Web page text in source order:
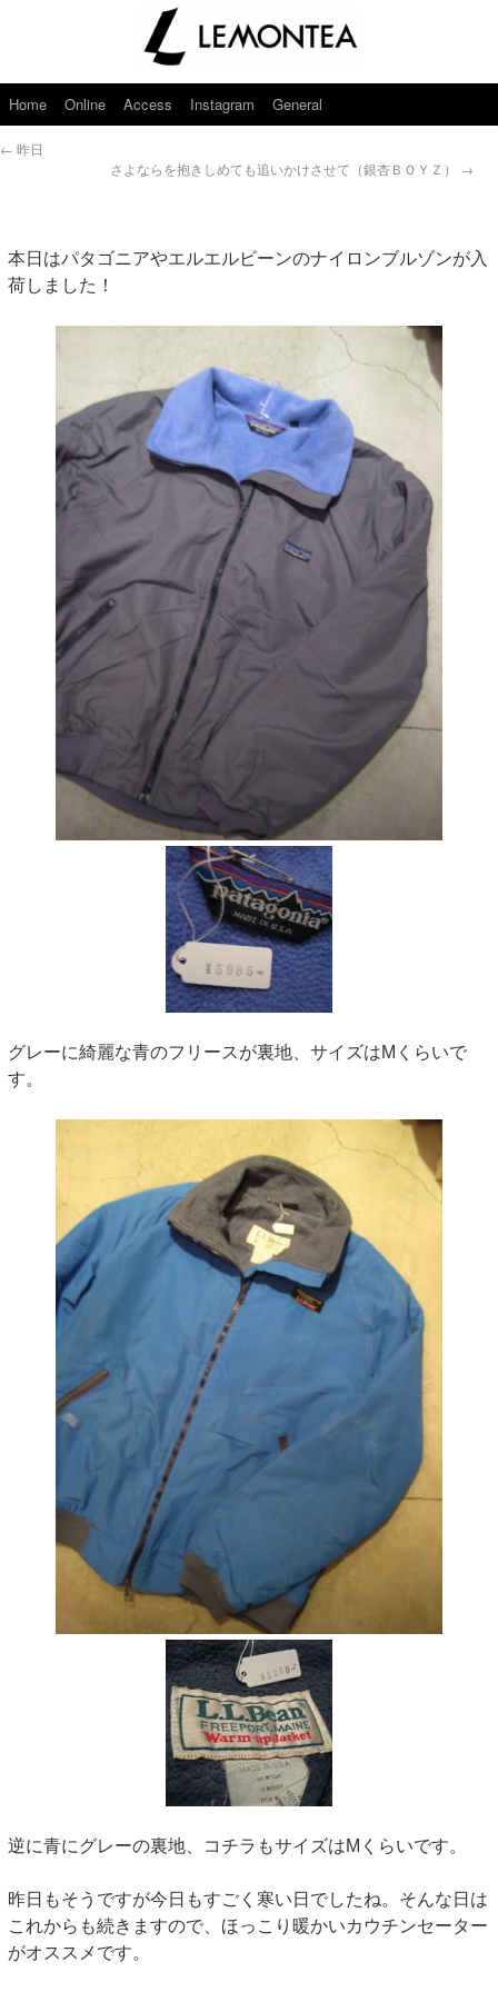
Home Online Access Instagram General
← 昨日
さよならを抱きしめても追いかけさせて（銀杏ＢＯＹＺ） →
本日はパタゴニアやエルエルビーンのナイロンブルゾンが入
荷しました！
グレーに綺麗な青のフリースが裏地、サイズはMくらいで
す。
逆に青にグレーの裏地、コチラもサイズはMくらいです。
昨日もそうですが今日もすごく寒い日でしたね。そんな日は
これからも続きますので、ほっこり暖かいカウチンセーター
がオススメです。